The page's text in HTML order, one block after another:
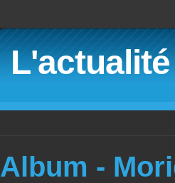
Album -